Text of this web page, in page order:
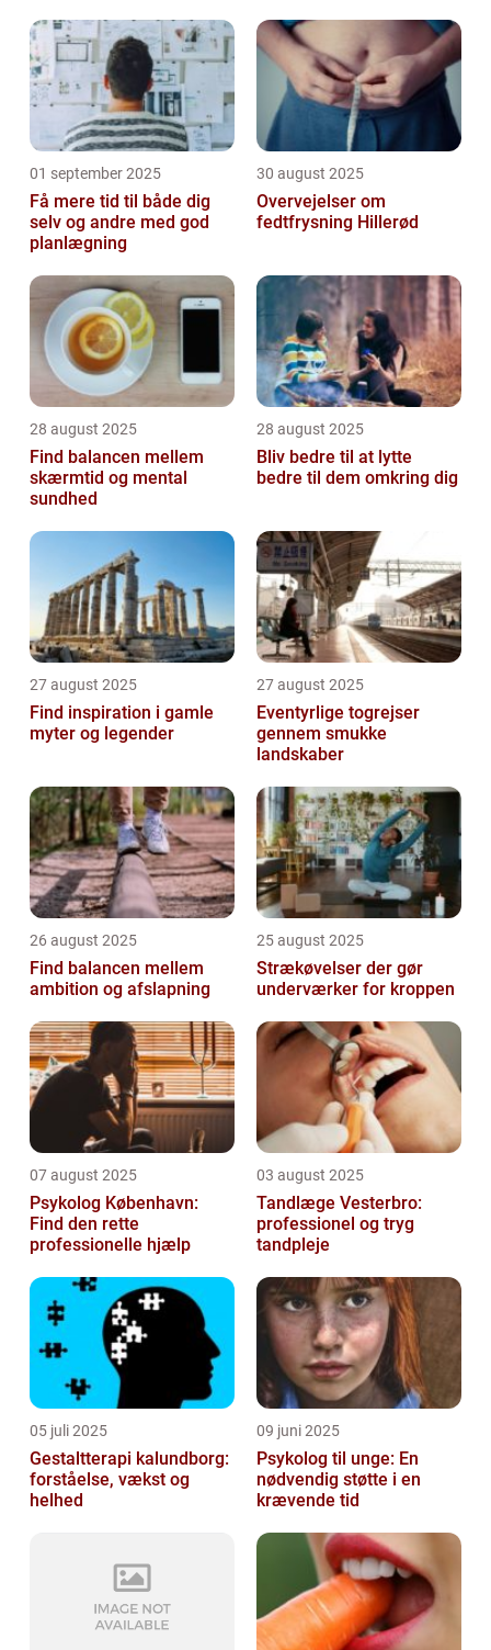
01 september 2025
Få mere tid til både dig
selv og andre med god
planlægning
30 august 2025
Overvejelser om
fedtfrysning Hillerød
28 august 2025
Find balancen mellem
skærmtid og mental
sundhed
28 august 2025
Bliv bedre til at lytte
bedre til dem omkring dig
27 august 2025
Find inspiration i gamle
myter og legender
27 august 2025
Eventyrlige togrejser
gennem smukke
landskaber
26 august 2025
Find balancen mellem
ambition og afslapning
25 august 2025
Strækøvelser der gør
underværker for kroppen
07 august 2025
Psykolog København:
Find den rette
professionelle hjælp
03 august 2025
Tandlæge Vesterbro:
professionel og tryg
tandpleje
05 juli 2025
Gestaltterapi kalundborg:
forståelse, vækst og
helhed
09 juni 2025
Psykolog til unge: En
nødvendig støtte i en
krævende tid